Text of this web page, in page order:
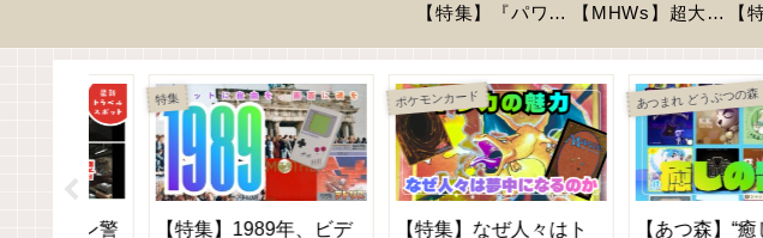
【特集】『パワフルプロ野球2026-2027』前作からの変更点と新モードを徹底解説！初心者も安心の進化とは？ 【MHWs】超大型拡張コンテンツ「アセンダンス」が2027年に登場！全貌と新要素を徹底解説
特集
【特集】ファミコンが
ス
ーパードンキーコング
【SDK】「16ビットの
特集
【特集】モンスター